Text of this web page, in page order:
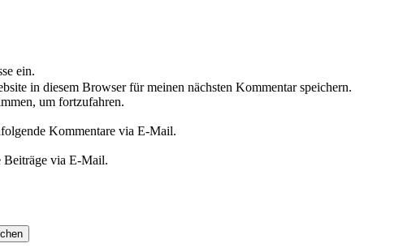
ein.
in diesem Browser für meinen nächsten Kommentar speichern.
um fortzufahren.
Kommentare via E-Mail.
Beiträge via E-Mail.